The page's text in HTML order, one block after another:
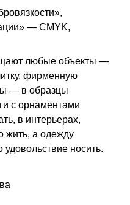
— CMYK,
любые объекты —
фирменную
— в образцы
с орнаментами
в интерьерах,
жить, а одежду
носить.